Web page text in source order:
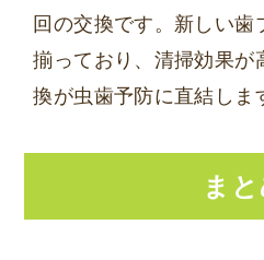
回の交換です。新しい歯
揃っており、清掃効果が
換が虫歯予防に直結しま
ま